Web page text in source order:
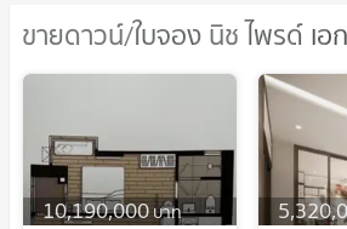
ขายดาวน์/ใบจอง นิช ไพรด์ เอ
ขายดาวน์/ใบจอง นิช ไพรด์ เอ
10,190,000บาท